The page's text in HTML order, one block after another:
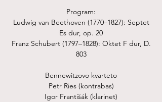
Program:
Ludwig van Beethoven (1770–1827): Septet
Es dur, op. 20
Franz Schubert (1797–1828): Oktet F dur, D.
803
Bennewitzovo kvarteto
Petr Ries (kontrabas)
Igor Františák (klarinet)